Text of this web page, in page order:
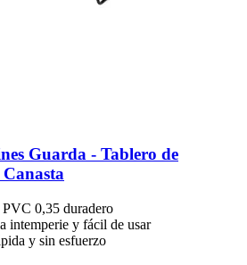
Guarda -​ Tablero de
0,35 duradero
intemperie y fácil de usar
y sin esfuerzo